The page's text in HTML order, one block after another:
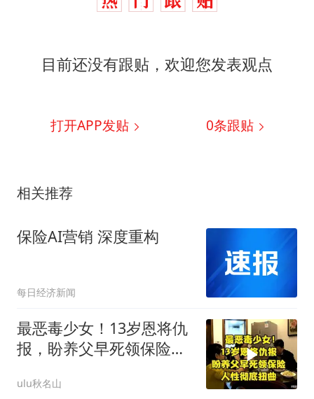
目前还没有跟贴，欢迎您发表观点
打开APP发贴 0条跟贴
相关推荐
保险AI营销 深度重构
每日经济新闻
最恶毒少女！13岁恩将仇
报，盼养父早死领保险，
ulu秋名山